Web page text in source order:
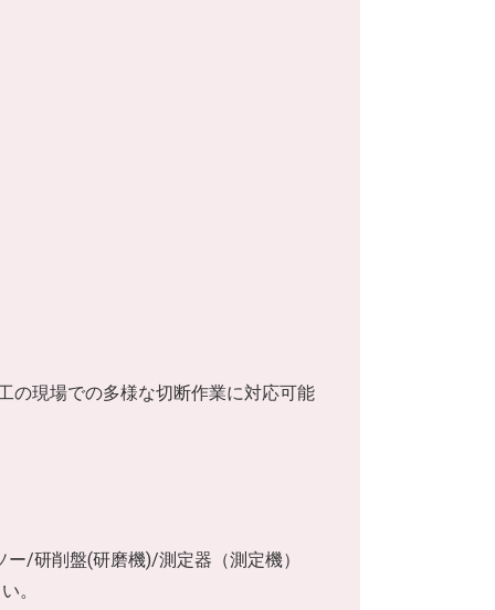
の現場での多様な切断作業に対応可能
/研削盤(研磨機)/測定器（測定機）
。